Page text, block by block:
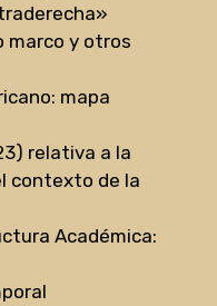
marco y otros
mapa
relativa a la
contexto de la
Académica: